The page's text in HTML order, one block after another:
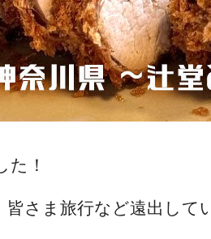
！
さま旅行など遠出して